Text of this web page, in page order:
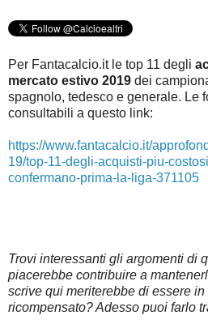
Per Fantacalcio.it le top 11 degli
mercato estivo 2019 dei
spagnolo, tedesco e generale. Le
consultabili a questo link:
https://www.fantacalcio.it/
19/top-11-degli-acquisti-piu-
confermano-prima-la-liga-371105
Trovi interessanti gli argomenti di
piacerebbe contribuire a
scrive qui meriterebbe di essere
ricompensato? Adesso puoi farlo